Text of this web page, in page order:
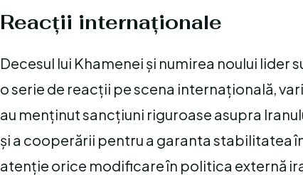
Reacții internaționale
Decesul lui Khamenei și numirea noului lider
o serie de reacții pe scena internațională,
au menținut sancțiuni riguroase asupra
și a cooperării pentru a garanta stabilitatea
atenție orice modificare în politica externă